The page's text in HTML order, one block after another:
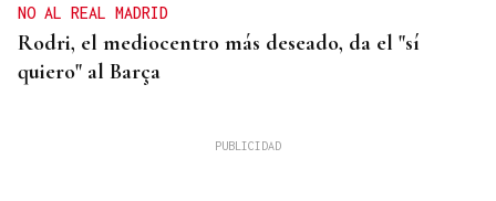
NO AL REAL MADRID
Rodri, el mediocentro más deseado, da el "sí
quiero" al Barça